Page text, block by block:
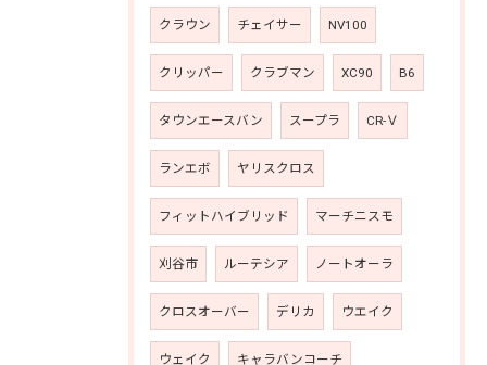
クラウン チェイサー NV100
クリッパー クラブマン XC90 B6
タウンエースバン スープラ CR-Ｖ
ランエボ ヤリスクロス
フィットハイブリッド マーチニスモ
刈谷市 ルーテシア ノートオーラ
クロスオーバー デリカ ウエイク
ウェイク キャラバンコーチ